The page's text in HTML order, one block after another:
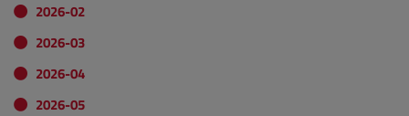
2026-02
2026-03
2026-04
2026-05